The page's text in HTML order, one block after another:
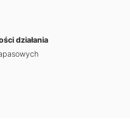
działania